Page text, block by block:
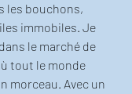
les bouchons,
immobiles. Je
le marché de
tout le monde
morceau. Avec un